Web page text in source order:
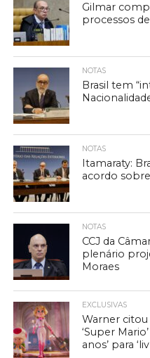
Gilmar
processos
NOTAS
Brasil tem
NOTAS
Itamaraty:
acordo
NOTAS
CCJ da
plenário
Moraes
EXCLUSIVAS
Warner
‘Super
anos’ para